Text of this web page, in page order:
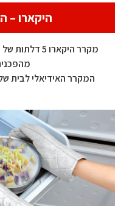
היקארו –
מקרר
המקרר האידיאלי לבית